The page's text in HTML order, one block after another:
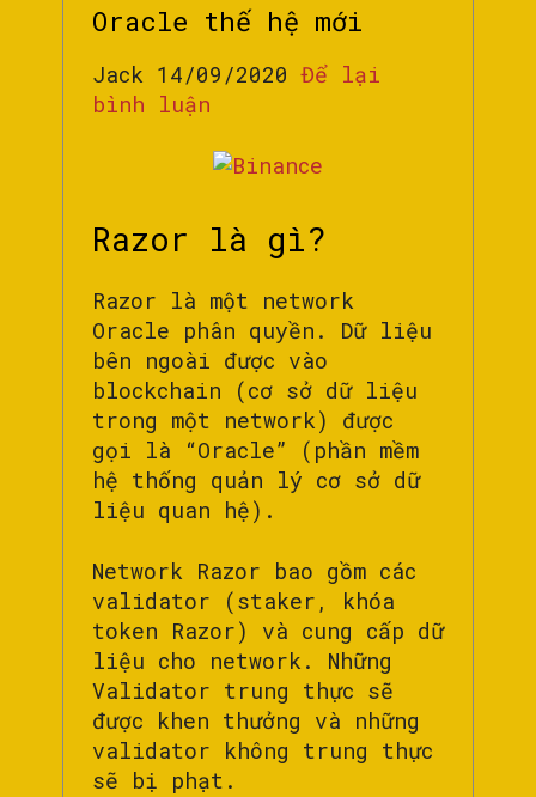
Oracle thế hệ mới
Jack 14/09/2020Để lại
bình luận
Razor là gì?
Razor là một network
Oracle phân quyền. Dữ liệu
bên ngoài được vào
blockchain (cơ sở dữ liệu
trong một network) được
gọi là “Oracle” (phần mềm
hệ thống quản lý cơ sở dữ
liệu quan hệ).
Network Razor bao gồm các
validator (staker, khóa
token Razor) và cung cấp dữ
liệu cho network. Những
Validator trung thực sẽ
được khen thưởng và những
validator không trung thực
sẽ bị phạt.